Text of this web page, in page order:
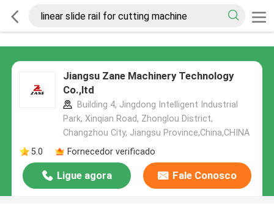
Jiangsu Zane Machinery Technology
Co.,ltd
Building 4, Jingdong Intelligent Industrial
Park, Xinqian Road, Zhonglou District,
Changzhou City, Jiangsu Province,China,CHINA
5.0
Fornecedor verificado
Ligue agora Fale Conosco